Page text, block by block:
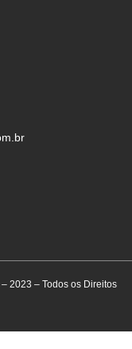
2023 – Todos os Direitos